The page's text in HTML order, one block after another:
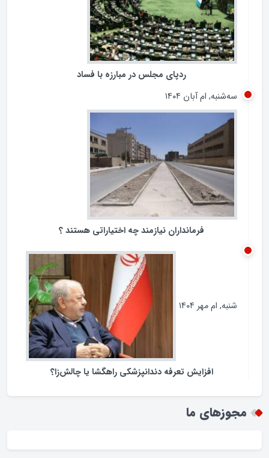
ردپای مجلس در مبارزه با فساد
سه‌شنبه, ام آبان ۱۴۰۴
فرمانداران نیازمند چه اختیاراتی هستند ؟
افزایش تعرفه دندانپزشکی راهگشا یا چالش‌زا؟